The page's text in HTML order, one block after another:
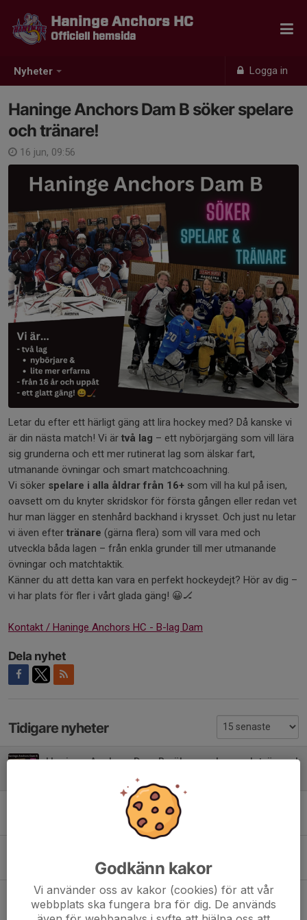
Nyheter Logga in
Haninge Anchors HC
Officiell hemsida
Haninge Anchors Dam B söker spelare
och tränare!
16 jun, 09:56
Letar du efter ett härligt gäng att lira hockey med? Då kanske vi
är din nästa match! Vi är två lag – ett nybörjargäng som vill lära
sig grunderna och ett mer rutinerat lag som älskar fart,
utmanande övningar och smart matchcoachning.
Vi söker spelare i alla åldrar från 16+ som vill ha kul på isen,
oavsett om du knyter skridskor för första gången eller redan vet
hur man lägger en stenhård backhand i krysset. Och just nu letar
vi även efter tränare (gärna flera) som vill vara med och
utveckla båda lagen – från enkla grunder till mer utmanande
övningar och matchtaktik.
Känner du att detta kan vara en perfekt hockeydejt? Hör av dig –
vi har plats för fler i vårt glada gäng! 😀🏒
Kontakt / Haninge Anchors HC - B-lag Dam
Dela nyhet
Tidigare nyheter
Haninge Anchors Dam B söker spelare och tränare!
Ny plats för Årsmötet
15 maj, 14:40
VIP- Kväll på Länna Sport 20 maj
13 maj, 13:10
Godkänn kakor
Vi använder oss av kakor (cookies) för att vår
webbplats ska fungera bra för dig. De används